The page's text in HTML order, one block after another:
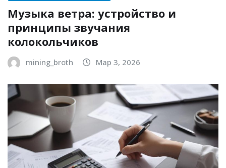
Музыка ветра: устройство и
принципы звучания
колокольчиков
mining_broth Мар 3, 2026